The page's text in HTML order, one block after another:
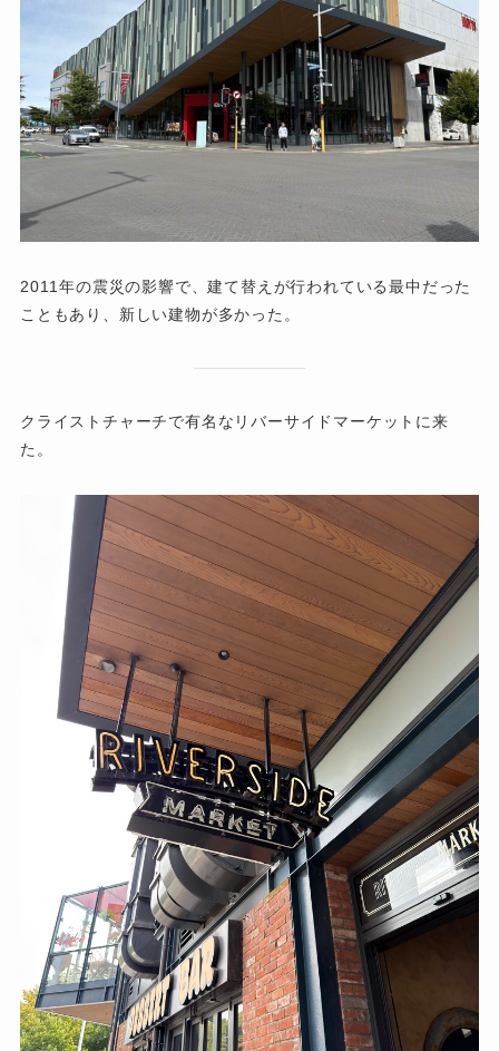
2011年の震災の影響で、建て替えが行われている最中だった
こともあり、新しい建物が多かった。
クライストチャーチで有名なリバーサイドマーケットに来
た。